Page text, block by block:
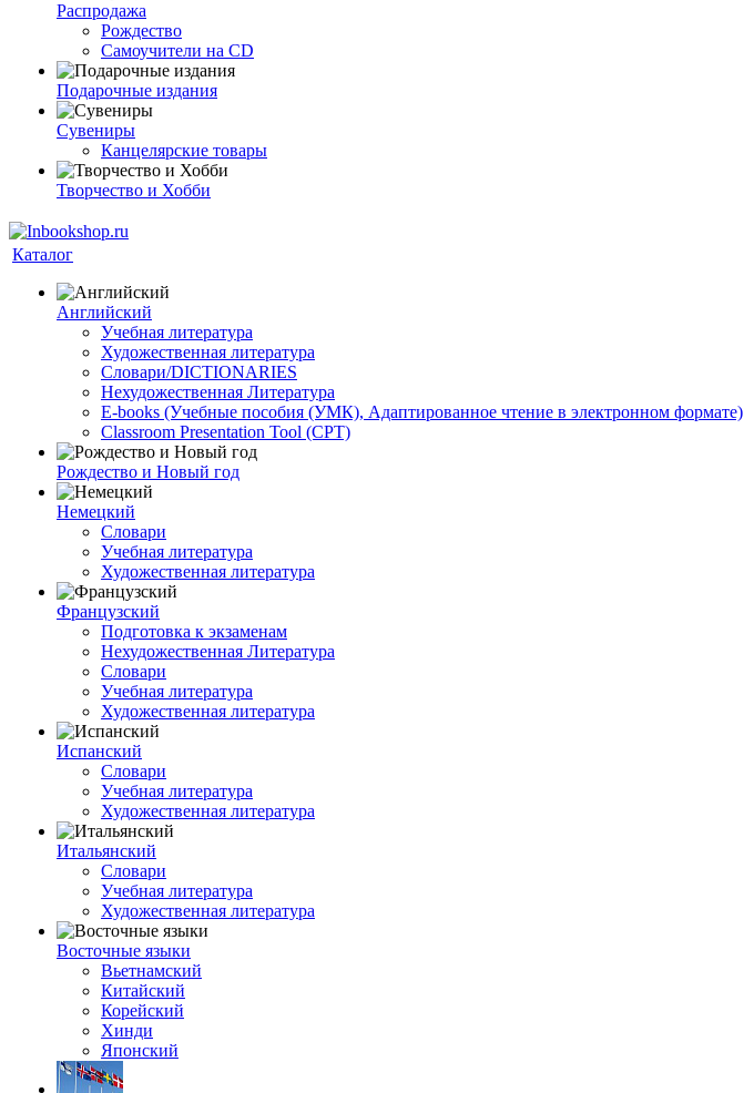
Распродажа
Рождество
Самоучители на CD
Подарочные издания
Сувениры
Канцелярские товары
Творчество и Хобби
Каталог
Английский
Учебная литература
Художественная литература
Словари/DICTIONARIES
Нехудожественная Литература
E-books (Учебные пособия (УМК), Адаптированное чтение в электронном формате)
Classroom Presentation Tool (CPT)
Рождество и Новый год
Немецкий
Словари
Учебная литература
Художественная литература
Французский
Подготовка к экзаменам
Нехудожественная Литература
Словари
Учебная литература
Художественная литература
Испанский
Словари
Учебная литература
Художественная литература
Итальянский
Словари
Учебная литература
Художественная литература
Восточные языки
Вьетнамский
Китайский
Корейский
Хинди
Японский